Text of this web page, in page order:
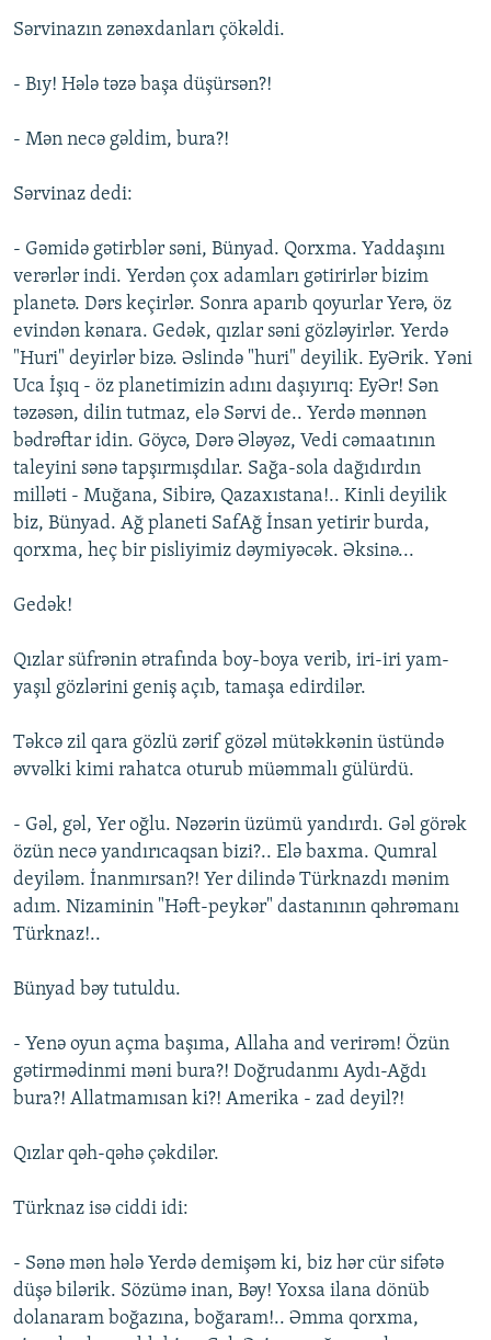
Sərvinazın zənəxdanları çökəldi.
- Bıy! Hələ təzə başa düşürsən?!
- Mən necə gəldim, bura?!
Sərvinaz dedi:
- Gəmidə gətirblər səni, Bünyad. Qorxma. Yaddaşını
verərlər indi. Yerdən çox adamları gətirirlər bizim
planetə. Dərs keçirlər. Sonra aparıb qoyurlar Yerə, öz
evindən kənara. Gedək, qızlar səni gözləyirlər. Yerdə
"Huri" deyirlər bizə. Əslində "huri" deyilik. EyƏrik. Yəni
Uca İşıq - öz planetimizin adını daşıyırıq: EyƏr! Sən
təzəsən, dilin tutmaz, elə Sərvi de.. Yerdə mənnən
bədrəftar idin. Göycə, Dərə Ələyəz, Vedi cəmaatının
taleyini sənə tapşırmışdılar. Sağa-sola dağıdırdın
milləti - Muğana, Sibirə, Qazaxıstana!.. Kinli deyilik
biz, Bünyad. Ağ planeti SafAğ İnsan yetirir burda,
qorxma, heç bir pisliyimiz dəymiyəcək. Əksinə...
Gedək!
Qızlar süfrənin ətrafında boy-boya verib, iri-iri yam-
yaşıl gözlərini geniş açıb, tamaşa edirdilər.
Təkcə zil qara gözlü zərif gözəl mütəkkənin üstündə
əvvəlki kimi rahatca oturub müəmmalı gülürdü.
- Gəl, gəl, Yer oğlu. Nəzərin üzümü yandırdı. Gəl görək
özün necə yandırıcaqsan bizi?.. Elə baxma. Qumral
deyiləm. İnanmırsan?! Yer dilində Türknazdı mənim
adım. Nizaminin "Həft-peykər" dastanının qəhrəmanı
Türknaz!..
Bünyad bəy tutuldu.
- Yenə oyun açma başıma, Allaha and verirəm! Özün
gətirmədinmi məni bura?! Doğrudanmı Aydı-Ağdı
bura?! Allatmamısan ki?! Amerika - zad deyil?!
Qızlar qəh-qəhə çəkdilər.
Türknaz isə ciddi idi:
- Sənə mən hələ Yerdə demişəm ki, biz hər cür sifətə
düşə bilərik. Sözümə inan, Bəy! Yoxsa ilana dönüb
dolanaram boğazına, boğaram!.. Əmma qorxma,